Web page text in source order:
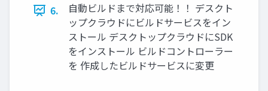
6.
自動ビルドまで対応可能！！ デスクト
ップクラウドにビルドサービスをイン
ストール デスクトップクラウドにSDK
をインストール ビルドコントローラー
を 作成したビルドサービスに変更